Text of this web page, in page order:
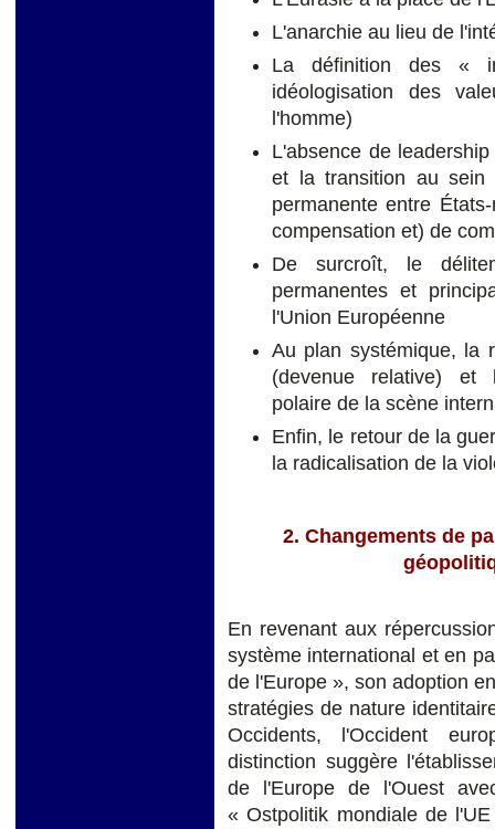
L'anarchie au lieu de
La définition des «
idéologisation des
l'homme)
L'absence de
et la transition au sein
permanente entre
compensation et) de
De surcroît, le
permanentes et
l'Union Européenne
Au plan systémique, la
(devenue relative) et
polaire de la scène
Enfin, le retour de la
la radicalisation de la
2. Changements de
En revenant aux
système international et en
de l'Europe », son adoption
stratégies de nature
Occidents, l'Occident
distinction suggère
de l'Europe de l'Ouest
« Ostpolitik mondiale de